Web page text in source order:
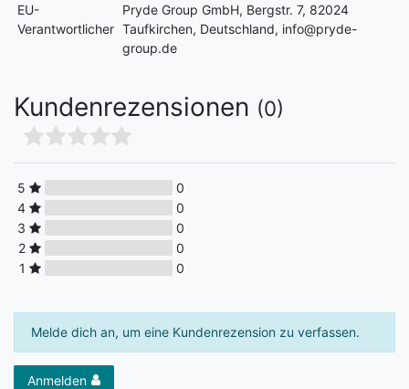
EU-
Verantwortlicher
Pryde Group GmbH, Bergstr. 7, 82024
Taufkirchen, Deutschland, info@pryde-
group.de
Kundenrezensionen (0)
5
0
4
0
3
0
2
0
1
0
Melde dich an, um eine Kundenrezension zu verfassen.
Anmelden